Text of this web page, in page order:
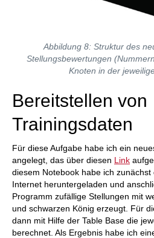
Abbildung 8: Struktur des
Stellungsbewertungen
Knoten in der
Bereitstellen von
Trainingsdaten
Für diese Aufgabe habe ich ein
angelegt, das über diesen Link
diesem Notebook habe ich zunächst
Internet heruntergeladen und
Programm zufällige Stellungen mit
und schwarzen König erzeugt. Für
dann mit Hilfe der Table Base die
berechnet. Als Ergebnis habe ich